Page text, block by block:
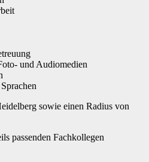
und Audiomedien
sowie einen Radius von
passenden Fachkollegen